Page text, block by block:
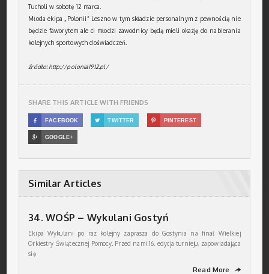
Tucholi w sobotę 12 marca.
Młoda ekipa „Polonii” Leszno w tym składzie personalnym z pewnością nie
będzie faworytem ale ci młodzi zawodnicy będą mieli okazję do nabierania
kolejnych sportowych doświadczeń.
źródło: http://polonia1912.pl/
SHARE THIS ARTICLE WITH FRIENDS
 FACEBOOK  TWITTER  PINTEREST
 GOOGLE+
Similar Articles
34. WOŚP – Wykulani Gostyń
Ekipa Wykulani po raz kolejny zaprasza do Gostynia na finał Wielkiej
Orkiestry Świątecznej Pomocy. Przed nami 16. edycja turnieju, zapowiadająca
się
Read More ➦